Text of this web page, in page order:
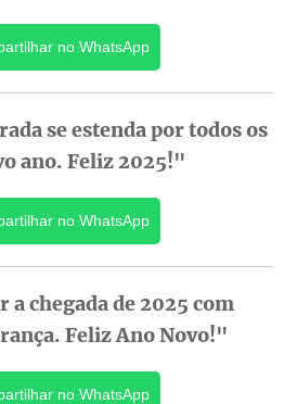
no WhatsApp
se estenda por todos os
ano. Feliz 2025!"
no WhatsApp
a chegada de 2025 com
Feliz Ano Novo!"
no WhatsApp